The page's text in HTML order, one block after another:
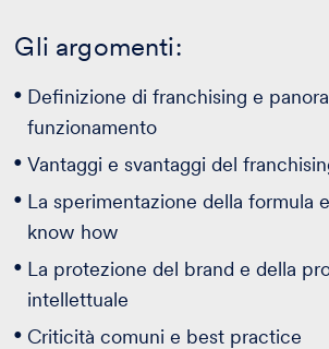
Gli argomenti:
Definizione di franchising e
funzionamento
Vantaggi e svantaggi del
La sperimentazione della formula
know how
La protezione del brand e della
intellettuale
Criticità comuni e best practice